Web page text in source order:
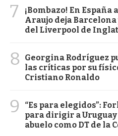
7
¡Bombazo! En
Araujo deja
del Liverpool de
8
Georgina Rodríguez
las críticas por su
Cristiano Ronaldo
9
“Es para elegidos”:
para dirigir a Uruguay
abuelo como DT de la